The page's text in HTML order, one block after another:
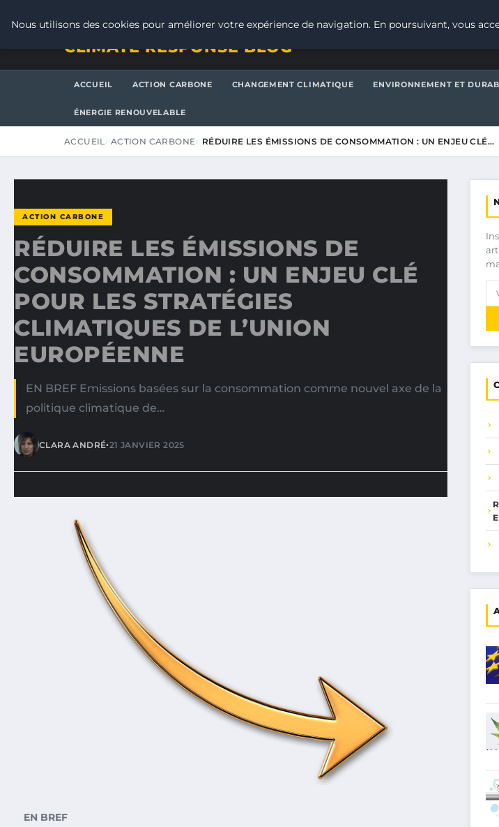
CLIMATE RESPONSE BLOG
ACCUEIL ACTION CARBONE CHANGEMENT CLIMATIQUE ENVIRONNEMENT ET
ÉNERGIE RENOUVELABLE
ACCUEIL ACTION CARBONE RÉDUIRE LES ÉMISSIONS DE CONSOMMATION : UN ENJEU CLÉ…
ACTION CARBONE
RÉDUIRE LES ÉMISSIONS DE
CONSOMMATION : UN ENJEU CLÉ
POUR LES STRATÉGIES
CLIMATIQUES DE L’UNION
EUROPÉENNE
EN BREF Emissions basées sur la consommation comme nouvel axe de la
politique climatique de…
CLARA ANDRÉ•21 JANVIER 2025
EN BREF
Nous utilisons des cookies pour améliorer votre expérience de navigation. En poursuivant, vous